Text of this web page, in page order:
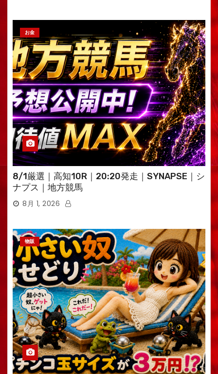
お金
8/1厳選｜高知10R｜20:20発走｜SYNAPSE｜シ
ナプス｜地方競馬
8月 1, 2026
物販